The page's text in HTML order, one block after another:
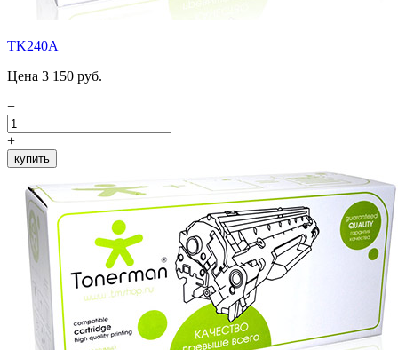
TK240A
Цена 3 150 руб.
−
+
купить